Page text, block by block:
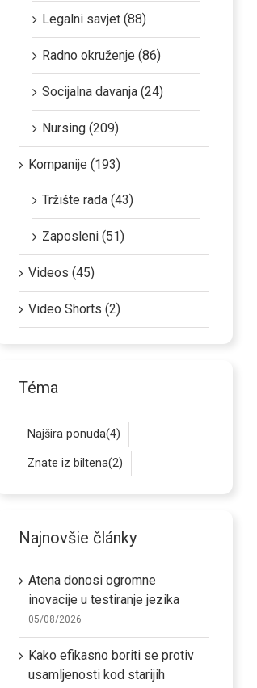
Legalni savjet (88)
Radno okruženje (86)
Socijalna davanja (24)
Nursing (209)
Kompanije (193)
Tržište rada (43)
Zaposleni (51)
Videos (45)
Video Shorts (2)
Téma
Najšira ponuda(4)
Znate iz biltena(2)
Najnovšie články
Atena donosi ogromne
inovacije u testiranje jezika
05/08/2026
Kako efikasno boriti se protiv
usamljenosti kod starijih